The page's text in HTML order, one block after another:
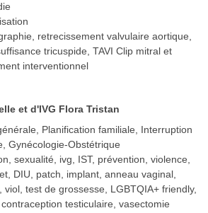
retrecissement valvulaire aortique,
tricuspide, TAVI Clip mitral et
interventionnel
et d'IVG Flora Tristan
Planification familiale, Interruption
Gynécologie-Obstétrique
sexualité, ivg, IST, prévention, violence,
DIU, patch, implant, anneau vaginal,
test de grossesse, LGBTQIA+ friendly,
testiculaire, vasectomie